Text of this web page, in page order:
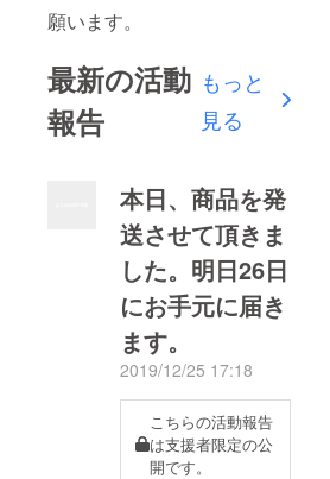
願います。
最新の活動
報告
もっと
見る
本日、商品を発
送させて頂きま
した。明日26日
にお手元に届き
ます。
2019/12/25 17:18
こちらの活動報告
は支援者限定の公
開です。